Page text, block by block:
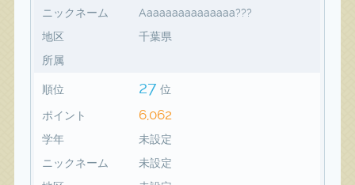
ニックネーム
Aaaaaaaaaaaaaaa???
地区
千葉県
所属
順位 27 位
ポイント 6,062
学年
未設定
ニックネーム
未設定